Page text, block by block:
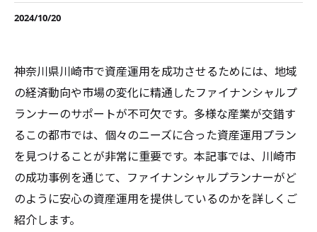
2024/10/20
神奈川県川崎市で資産運用を成功させるためには、地域
の経済動向や市場の変化に精通したファイナンシャルプ
ランナーのサポートが不可欠です。多様な産業が交錯す
るこの都市では、個々のニーズに合った資産運用プラン
を見つけることが非常に重要です。本記事では、川崎市
の成功事例を通じて、ファイナンシャルプランナーがど
のように安心の資産運用を提供しているのかを詳しくご
紹介します。